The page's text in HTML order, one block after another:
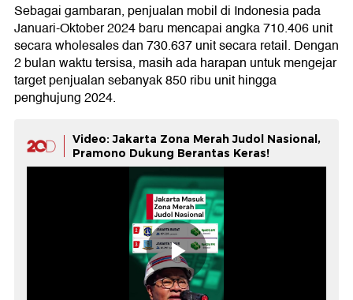
Sebagai gambaran, penjualan mobil di Indonesia pada
Januari-Oktober 2024 baru mencapai angka 710.406 unit
secara wholesales dan 730.637 unit secara retail. Dengan
2 bulan waktu tersisa, masih ada harapan untuk mengejar
target penjualan sebanyak 850 ribu unit hingga
penghujung 2024.
Video: Jakarta Zona Merah Judol Nasional,
Pramono Dukung Berantas Keras!